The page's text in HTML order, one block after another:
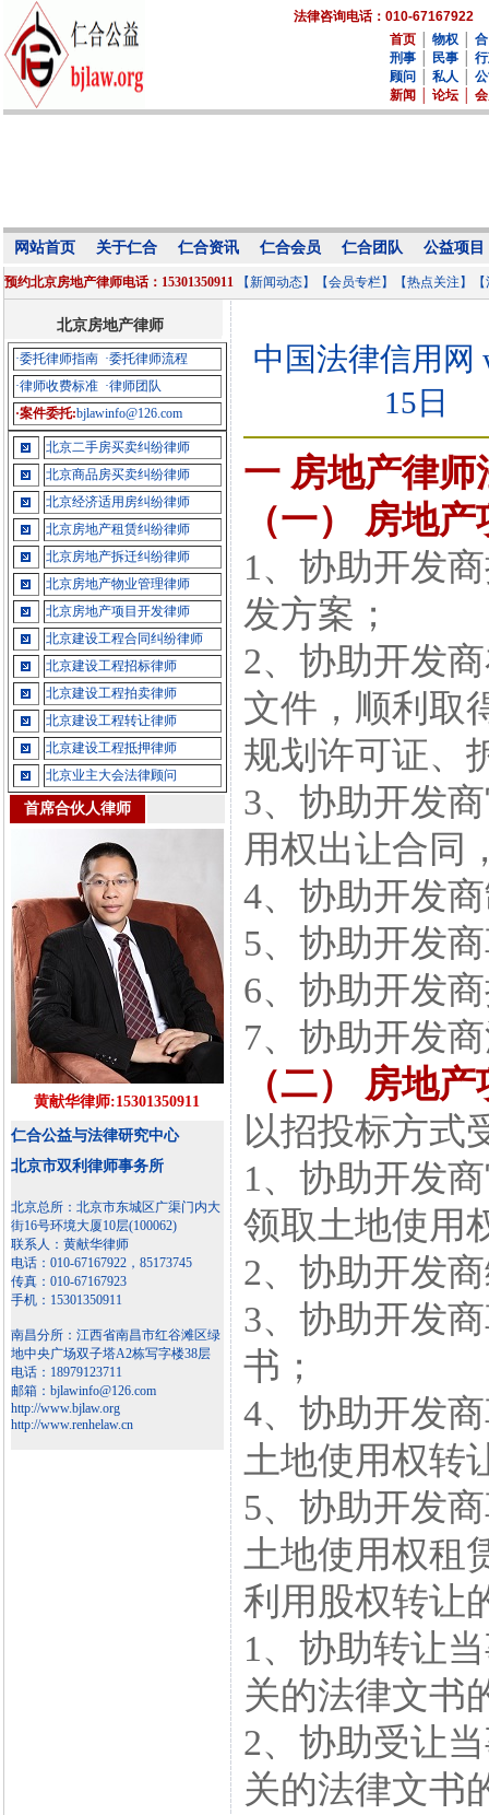
法律咨询电话：010-67167922
首页
物权
刑事
民事
顾问
私人
新闻
论坛
网站首页 关于仁合 仁合资讯 仁合会员 仁合团队 公益项目
预约北京房地产律师电话：15301350911 【新闻动态】 【会员专栏】 【热点关注】
北京房地产律师
·委托律师指南 ·委托律师流程
·律师收费标准 ·律师团队
·案件委托:bjlawinfo@126.com
北京二手房买卖纠纷律师
北京商品房买卖纠纷律师
北京经济适用房纠纷律师
北京房地产租赁纠纷律师
北京房地产拆迁纠纷律师
北京房地产物业管理律师
北京房地产项目开发律师
北京建设工程合同纠纷律师
北京建设工程招标律师
北京建设工程拍卖律师
北京建设工程转让律师
北京建设工程抵押律师
北京业主大会法律顾问
首席合伙人律师
黄献华律师:15301350911
仁合公益与法律研究中心
北京市双利律师事务所
北京总所：北京市东城区广渠门内大
街16号环境大厦10层(100062)
联系人：黄献华律师
电话：010-67167922，85173745
传真：010-67167923
手机：15301350911
南昌分所：江西省南昌市红谷滩区绿
地中央广场双子塔A2栋写字楼38层
电话：18979123711
邮箱：bjlawinfo@126.com
http://www.bjlaw.org
http://www.renhelaw.cn
中国法律信用网
15日
一 房地产律师
（一） 房地
1、协助开发
发方案；
2、协助开发
文件，顺利取
规划许可证
3、协助开发
用权出让合同
4、协助开发
5、协助开发
6、协助开发
7、协助开发
（二） 房地
以招投标方式
1、协助开发
领取土地使用
2、协助开发
3、协助开发
书；
4、协助开发
土地使用权转
5、协助开发
土地使用权租
利用股权转让
1、协助转让
关的法律文书
2、协助受让
关的法律文书